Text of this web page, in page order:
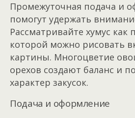
Промежуточная подача и
помогут удержать
Рассматривайте хумус как
которой можно рисовать
картины. Многоцветие
орехов создают баланс и
характер закусок.
Подача и оформление